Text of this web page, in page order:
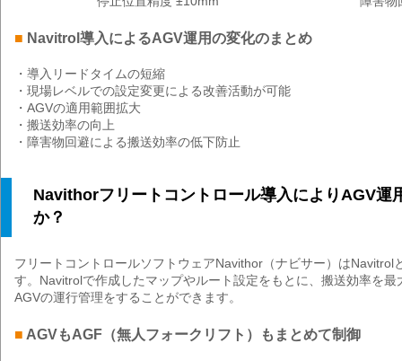
■ Navitrol導入によるAGV運用の変化のまとめ
・導入リードタイムの短縮
・現場レベルでの設定変更による改善活動が可能
・AGVの適用範囲拡大
・搬送効率の向上
・障害物回避による搬送効率の低下防止
Navithorフリートコントロール導入によりAGV運
か？
フリートコントロールソフトウェアNavithor（ナビサー）はNavitrol
す。Navitrolで作成したマップやルート設定をもとに、搬送効率を最
AGVの運行管理をすることができます。
■ AGVもAGF（無人フォークリフト）もまとめて制御